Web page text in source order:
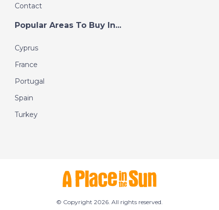
Contact
Popular Areas To Buy In...
Cyprus
France
Portugal
Spain
Turkey
© Copyright 2026. All rights reserved.